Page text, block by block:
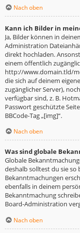
Nach oben
Kann ich Bilder in
Ja, Bilder können in
Administration
direkt hochladen.
einem öffentlich
http://www.domain.tld/
die sich auf deinem
zugänglicher Server),
verfügbar sind, z. B.
Passwort geschützte
BBCode-Tag „[img]“.
Nach oben
Was sind globale
Globale
deshalb solltest du sie so
Bekanntmachungen
ebenfalls in deinem
Bekanntmachung
Board-Administration
Nach oben